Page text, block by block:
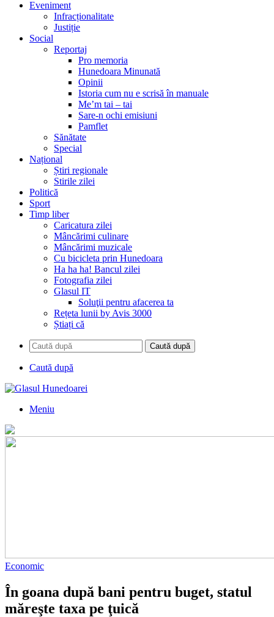
Eveniment
Infracționalitate
Justiție
Social
Reportaj
Pro memoria
Hunedoara Minunată
Opinii
Istoria cum nu e scrisă în manuale
Me’m tai – tai
Sare-n ochi emisiuni
Pamflet
Sănătate
Special
Național
Știri regionale
Stirile zilei
Politică
Sport
Timp liber
Caricatura zilei
Mâncărimi culinare
Mâncărimi muzicale
Cu bicicleta prin Hunedoara
Ha ha ha! Bancul zilei
Fotografia zilei
Glasul IT
Soluţii pentru afacerea ta
Rețeta lunii by Avis 3000
Știați că
Caută după
Caută după
Meniu
Economic
În goana după bani pentru buget, statul
măreşte taxa pe ţuică